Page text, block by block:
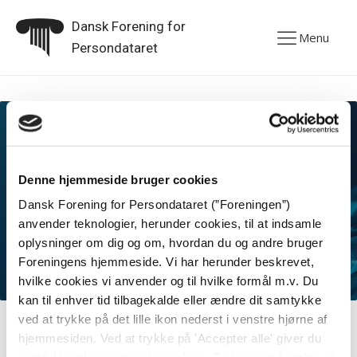
Denne hjemmeside bruger cookies
Dansk Forening for Persondataret (”Foreningen”)
anvender teknologier, herunder cookies, til at indsamle
oplysninger om dig og om, hvordan du og andre bruger
Foreningens hjemmeside. Vi har herunder beskrevet,
hvilke cookies vi anvender og til hvilke formål m.v. Du
kan til enhver tid tilbagekalde eller ændre dit samtykke
ved at trykke på det lille ikon nederst i venstre hjørne af
hjemmesiden. Ved at trykke på 'Accepter alle' giver du
Dansk Forening for
Persondataret
Menu
Medlemsarrangement om den verserende
logningssag for EU-Domstolen med
deltagelse af den danske generaladvokat
Henrik Øe
Mødet afholdes:2. Nov 2016 kl: 13:30
Mødested: Kammeradvokaten, Vester Farimagsgade
23, 1606 København V